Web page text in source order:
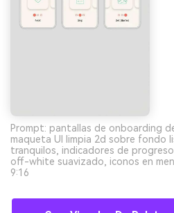
Prompt: pantallas de onboarding
maqueta UI limpia 2d sobre fondo
tranquilos, indicadores de
off-white suavizado, iconos en
9:16